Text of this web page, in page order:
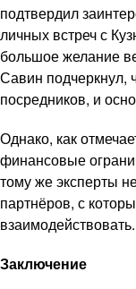
подтвердил
личных встреч с
большое желание
Савин подчеркнул,
посредников, и
Однако, как
финансовые
тому же эксперты
партнёров, с
взаимодействовать.
Заключение